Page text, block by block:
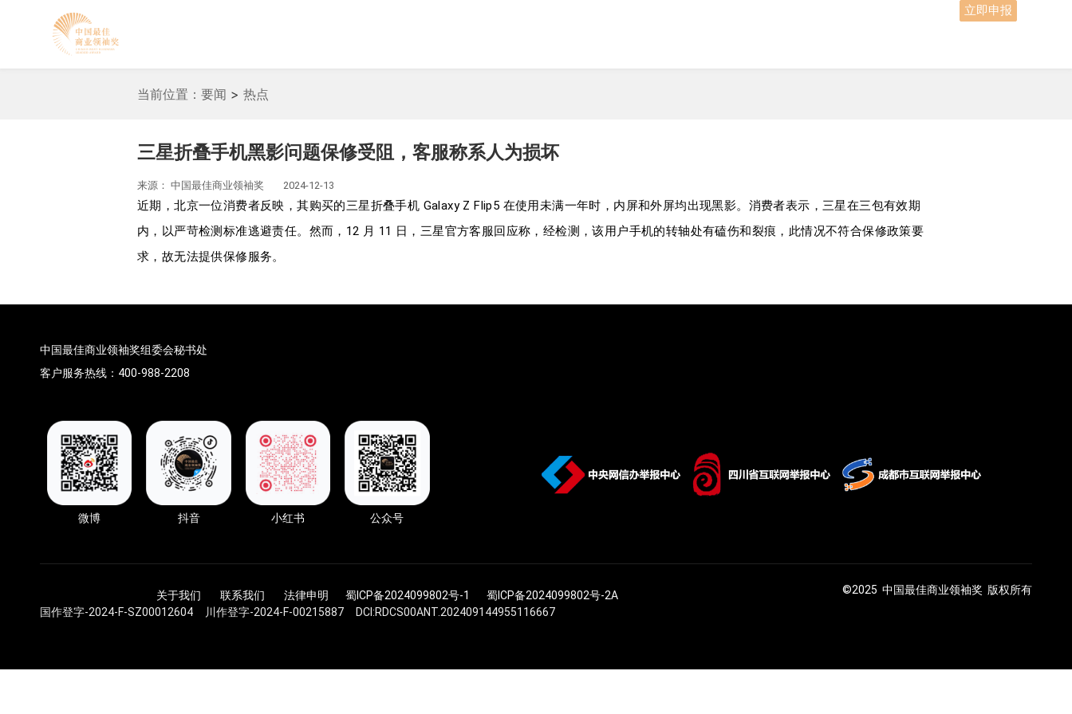
立即申报
当前位置： 要闻 > 热点
三星折叠手机黑影问题保修受阻，客服称系人为损坏
来源： 中国最佳商业领袖奖 2024-12-13
近期，北京一位消费者反映，其购买的三星折叠手机 Galaxy Z Flip5 在使用未满一年时，内屏和外屏均出现黑影。消费者表示，三星在三包有效期
内，以严苛检测标准逃避责任。然而，12 月 11 日，三星官方客服回应称，经检测，该用户手机的转轴处有磕伤和裂痕，此情况不符合保修政策要
求，故无法提供保修服务。
中国最佳商业领袖奖组委会秘书处
客户服务热线：400-988-2208
微博 抖音 小红书 公众号
关于我们 联系我们 法律申明 蜀ICP备2024099802号-1 蜀ICP备2024099802号-2A
©2025 中国最佳商业领袖奖 版权所有
国作登字-2024-F-SZ00012604 川作登字-2024-F-00215887 DCI:RDCS00ANT.202409144955116667